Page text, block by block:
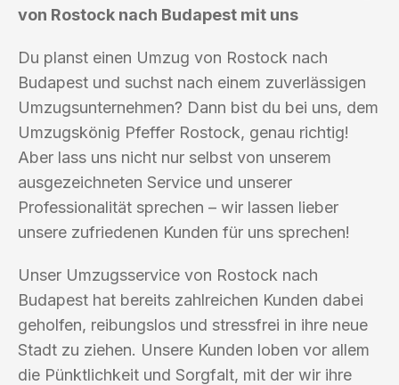
von Rostock nach Budapest mit uns
Du planst einen Umzug von Rostock nach
Budapest und suchst nach einem zuverlässigen
Umzugsunternehmen? Dann bist du bei uns, dem
Umzugskönig Pfeffer Rostock, genau richtig!
Aber lass uns nicht nur selbst von unserem
ausgezeichneten Service und unserer
Professionalität sprechen – wir lassen lieber
unsere zufriedenen Kunden für uns sprechen!
Unser Umzugsservice von Rostock nach
Budapest hat bereits zahlreichen Kunden dabei
geholfen, reibungslos und stressfrei in ihre neue
Stadt zu ziehen. Unsere Kunden loben vor allem
die Pünktlichkeit und Sorgfalt, mit der wir ihre